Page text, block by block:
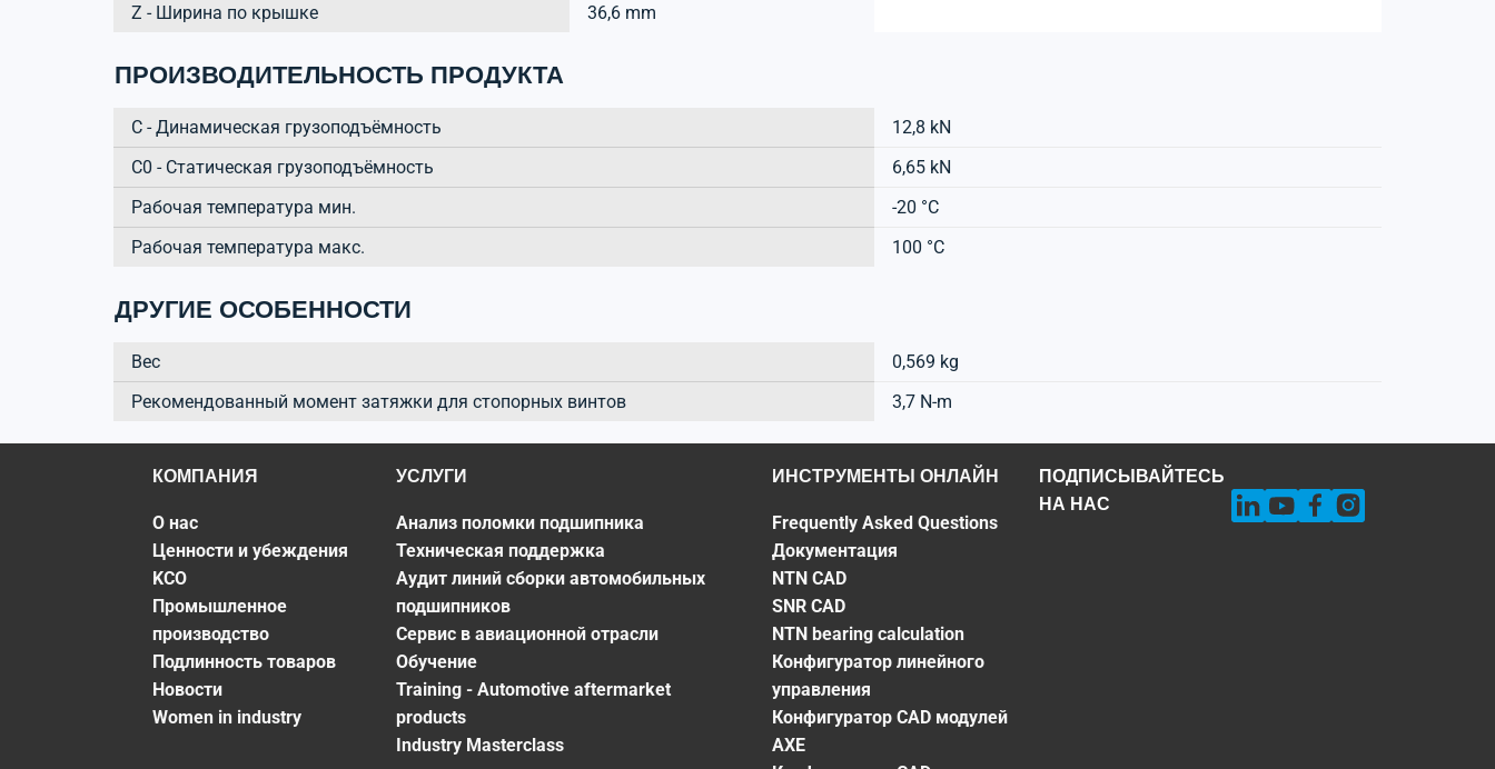
Z - Ширина по крышке 36,6 mm
ПРОИЗВОДИТЕЛЬНОСТЬ ПРОДУКТА
C - Динамическая грузоподъёмность
12,8 kN
C0 - Статическая грузоподъёмность
6,65 kN
Рабочая температура мин.
-20 °C
Рабочая температура макс.
100 °C
ДРУГИЕ ОСОБЕННОСТИ
Вес
0,569 kg
Рекомендованный момент затяжки для стопорных винтов
3,7 N-m
КОМПАНИЯ
О нас
Ценности и убеждения
KCO
Промышленное
производство
Подлинность товаров
Новости
Women in industry
УСЛУГИ
Анализ поломки подшипника
Техническая поддержка
Аудит линий сборки автомобильных
подшипников
Сервис в авиационной отрасли
Обучение
Training - Automotive aftermarket
products
Industry Masterclass
ИНСТРУМЕНТЫ ОНЛАЙН
Frequently Asked Questions
Документация
NTN CAD
SNR CAD
NTN bearing calculation
Конфигуратор линейного
управления
Конфигуратор CAD модулей
AXE
ПОДПИСЫВАЙТЕСЬ
НА НАС